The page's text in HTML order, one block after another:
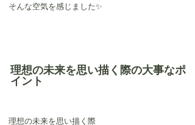
そんな空気を感じました✨
理想の未来を思い描く際の大事なポ
イント
理想の未来を思い描く際